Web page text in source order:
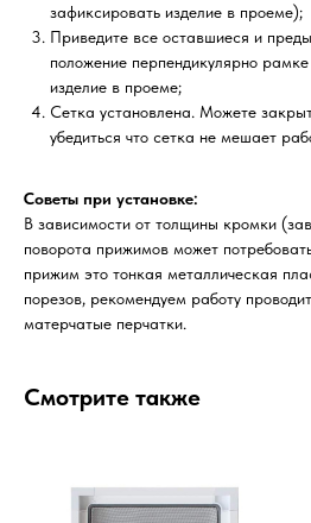
зафиксировать изделие в проеме);
Приведите все оставшиеся и
положение перпендикулярно
изделие в проеме;
Сетка установлена. Можете
убедиться что сетка не мешает
Советы при установке:
В зависимости от толщины кромки
поворота прижимов может
прижим это тонкая металлическая
порезов, рекомендуем работу
матерчатые перчатки.
Смотрите также